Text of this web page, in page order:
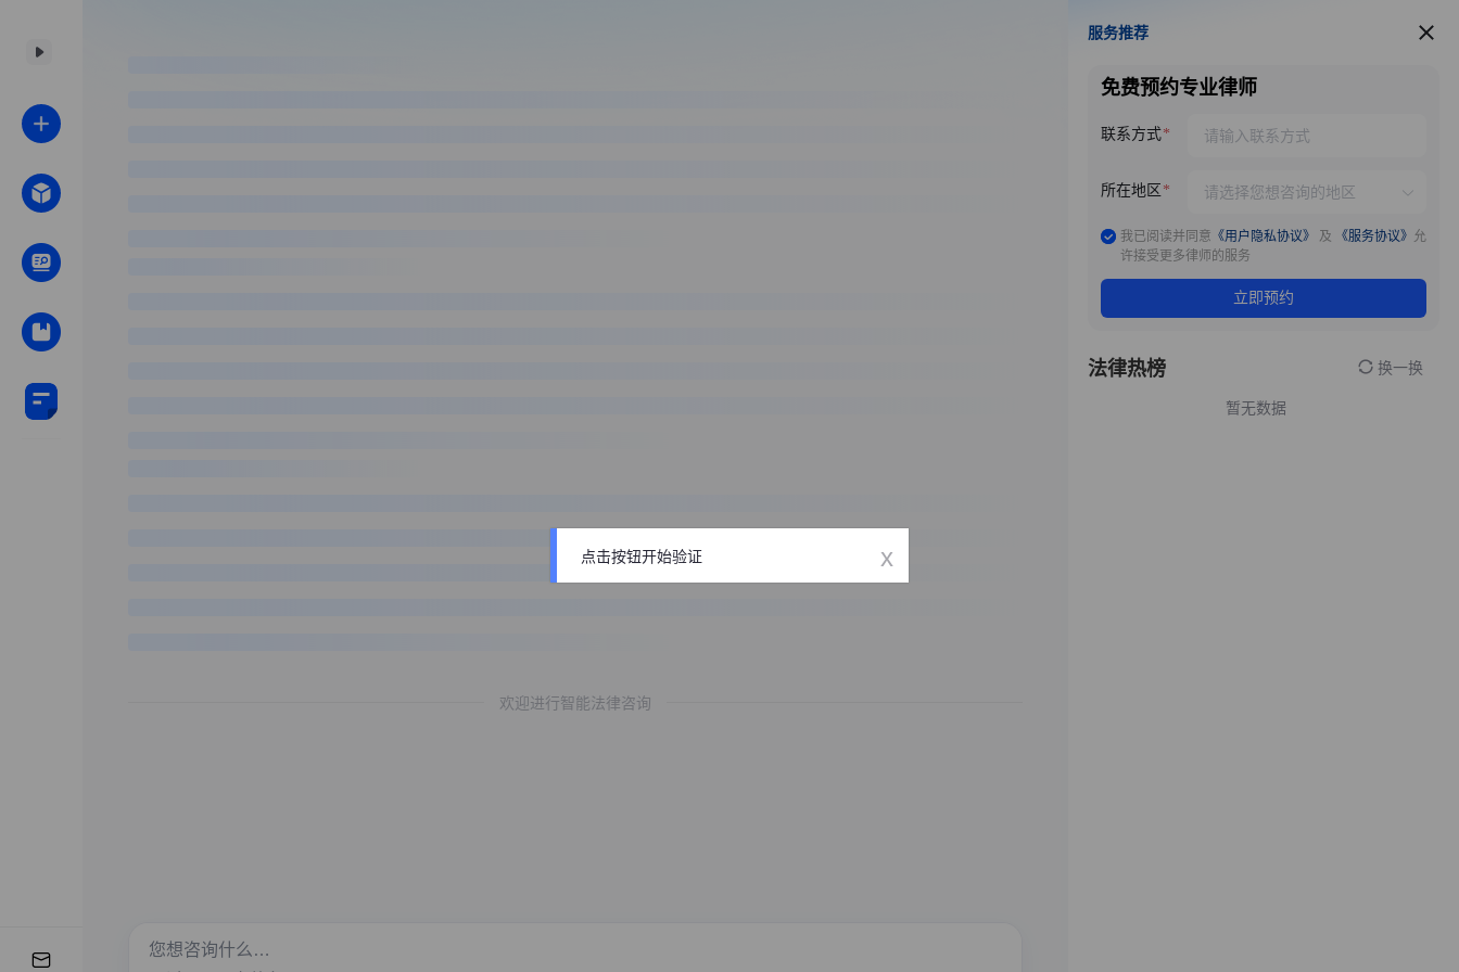
欢迎进行智能法律咨询
服务推荐
服务推荐
免费预约专业律师
联系方式
所在地区
我已阅读并同意 《用户隐私协议》 及 《服务协议》 允
许接受更多律师的服务
立即预约
法律热榜 换一换
暂无数据
点击按钮开始验证 x